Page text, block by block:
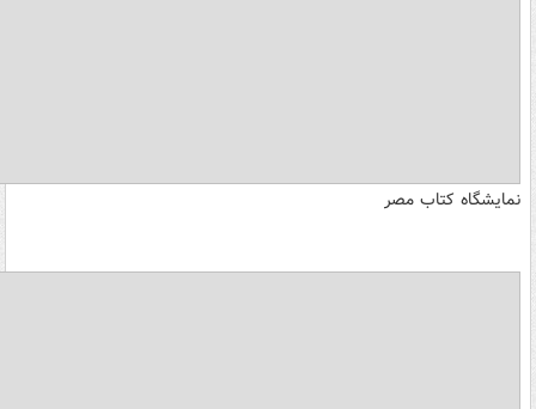
نمایشگاه کتاب مصر